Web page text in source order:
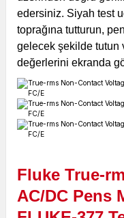
edersiniz. Siyah test
toprağına tutturun,
gelecek şekilde tutun
değerlerini ekranda
Fluke True-
AC/DC Pens